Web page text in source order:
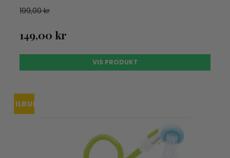
199,00 kr
149,00 kr
VIS PRODUKT
TILBUDUDSOLGT